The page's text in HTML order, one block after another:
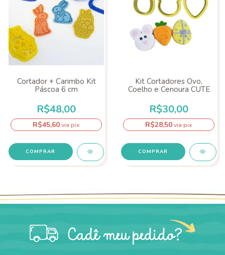
Cortador + Carimbo Kit
Páscoa 6 cm
R$48,00
R$45,60via pix
Kit Cortadores Ovo,
Coelho e Cenoura CUTE
R$30,00
R$28,50via pix